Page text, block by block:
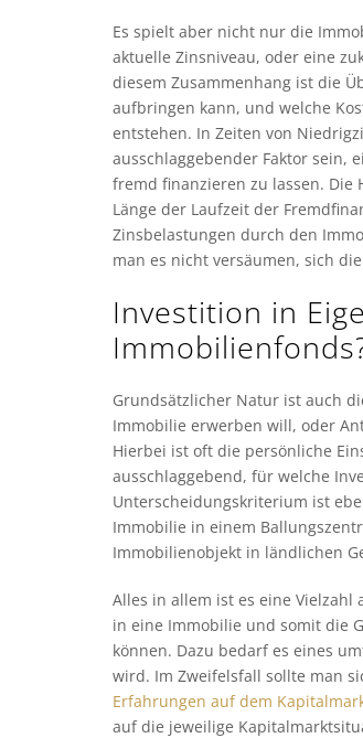
Es spielt aber nicht nur die
aktuelle Zinsniveau, oder eine
diesem Zusammenhang ist die
aufbringen kann, und welche
entstehen. In Zeiten von
ausschlaggebender Faktor sein,
fremd finanzieren zu lassen. Die
Länge der Laufzeit der
Zinsbelastungen durch den
man es nicht versäumen, sich
Investition in
Grundsätzlicher Natur ist auch
Immobilie erwerben will, oder
Hierbei ist oft die persönliche
ausschlaggebend, für welche
Unterscheidungskriterium ist
Immobilie in einem
Immobilienobjekt in ländlichen
Alles in allem ist es eine
in eine Immobilie und somit die
können. Dazu bedarf es eines
wird. Im Zweifelsfall sollte man
Erfahrungen auf dem
auf die jeweilige